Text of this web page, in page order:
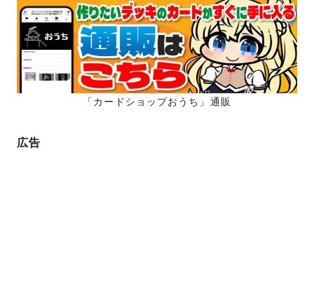
「カードショップおうち」通販
広告